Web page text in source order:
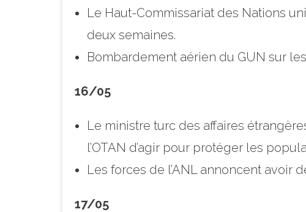
Le Haut-Commissariat des Nations
deux semaines.
Bombardement aérien du GUN sur
16/05
Le ministre turc des affaires
l’OTAN d’agir pour protéger les
Les forces de l’ANL annoncent avoir
17/05